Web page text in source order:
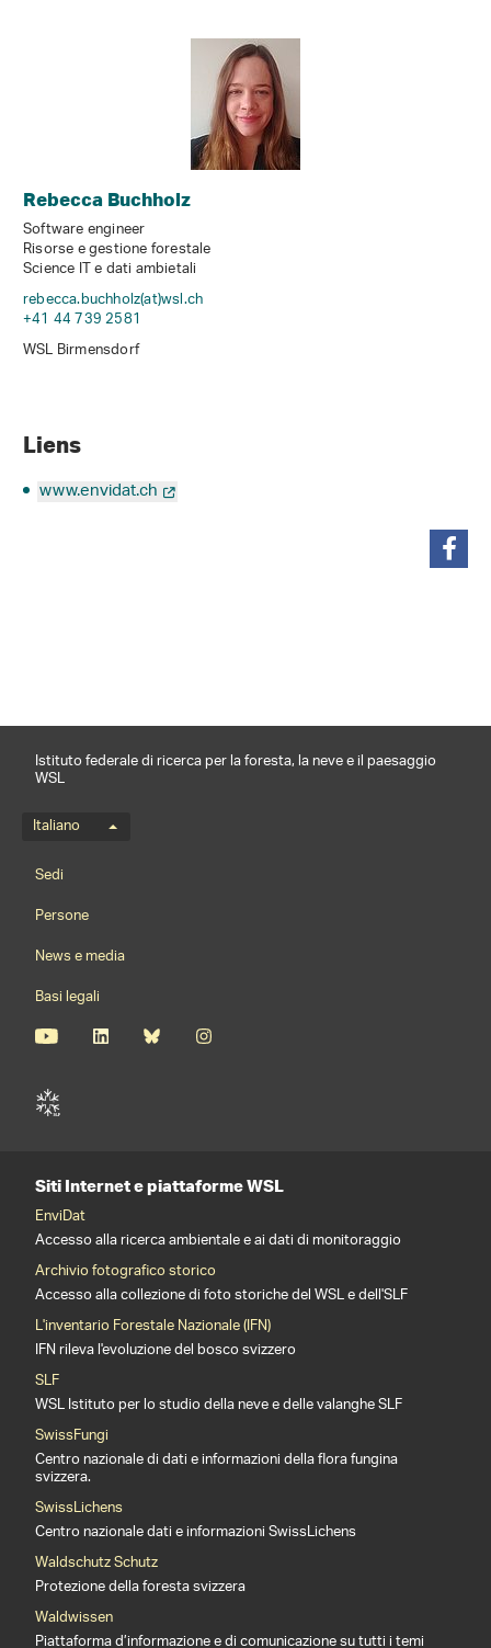
Rebecca Buchholz
Software engineer
Risorse e gestione forestale
Science IT e dati ambietali
rebecca.buchholz(at)wsl.ch
+41 44 739 2581
WSL Birmensdorf
Liens
www.envidat.ch
Istituto federale di ricerca per la foresta, la neve e il paesaggio
WSL
Menu della lingua
Italiano
Footernavigation
Sedi
Persone
News e media
Basi legali
Siti Internet e piattaforme WSL
EnviDat
Accesso alla ricerca ambientale e ai dati di monitoraggio
Archivio fotografico storico
Accesso alla collezione di foto storiche del WSL e dell'SLF
L'inventario Forestale Nazionale (IFN)
IFN rileva l'evoluzione del bosco svizzero
SLF
WSL Istituto per lo studio della neve e delle valanghe SLF
SwissFungi
Centro nazionale di dati e informazioni della flora fungina
svizzera.
SwissLichens
Centro nazionale dati e informazioni SwissLichens
Waldschutz Schutz
Protezione della foresta svizzera
Waldwissen